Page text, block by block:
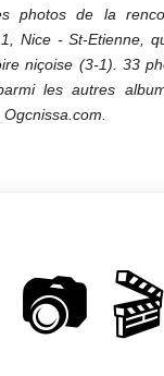
photos de la
Nice - St-Etienne,
niçoise (3-1). 33
les autres
📷 🎬